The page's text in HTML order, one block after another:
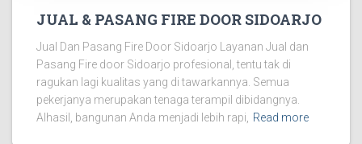
JUAL & PASANG FIRE DOOR SIDOARJO
Jual Dan Pasang Fire Door Sidoarjo Layanan Jual dan
Pasang Fire door Sidoarjo profesional, tentu tak di
ragukan lagi kualitas yang di tawarkannya. Semua
pekerjanya merupakan tenaga terampil dibidangnya.
Alhasil, bangunan Anda menjadi lebih rapi,
Read more